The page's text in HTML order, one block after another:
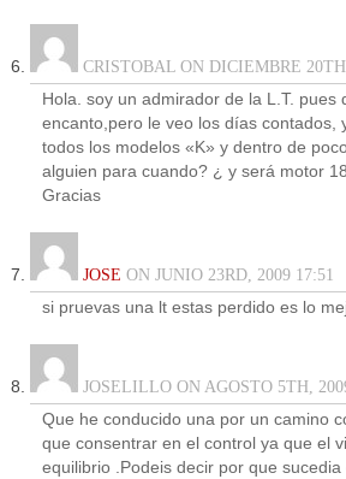
CRISTOBAL ON DICIEMBRE
Hola. soy un admirador de la L.T. pues
encanto,pero le veo los días contados,
todos los modelos «K» y dentro de
alguien para cuando? ¿ y será motor
Gracias
JOSE ON JUNIO 23RD, 2009 17:51
si pruevas una lt estas perdido es lo
JOSELILLO ON AGOSTO 5TH,
Que he conducido una por un camino
que consentrar en el control ya que el
equilibrio .Podeis decir por que sucedia